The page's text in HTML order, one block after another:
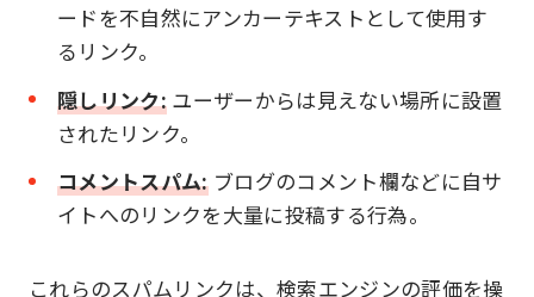
ードを不自然にアンカーテキストとして使用す
るリンク。
隠しリンク: ユーザーからは見えない場所に設置
されたリンク。
コメントスパム:ブログのコメント欄などに自サ
イトへのリンクを大量に投稿する行為。
これらのスパムリンクは、検索エンジンの評価を操